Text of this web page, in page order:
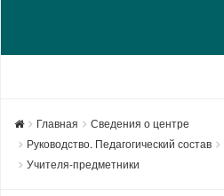
Главная
Сведения о центре
Руководство. Педагогический состав
Учителя-предметники